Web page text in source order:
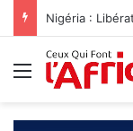
Menu